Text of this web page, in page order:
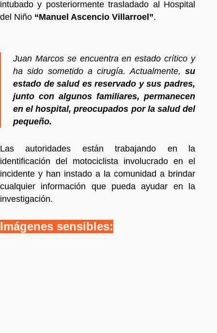
intubado y posteriormente trasladado al Hospital
del Niño “Manuel Ascencio Villarroel”.
Juan Marcos se encuentra en estado crítico y
ha sido sometido a cirugía. Actualmente, su
estado de salud es reservado y sus padres,
junto con algunos familiares, permanecen
en el hospital, preocupados por la salud del
pequeño.
Las autoridades están trabajando en la
identificación del motociclista involucrado en el
incidente y han instado a la comunidad a brindar
cualquier información que pueda ayudar en la
investigación.
Imágenes sensibles: